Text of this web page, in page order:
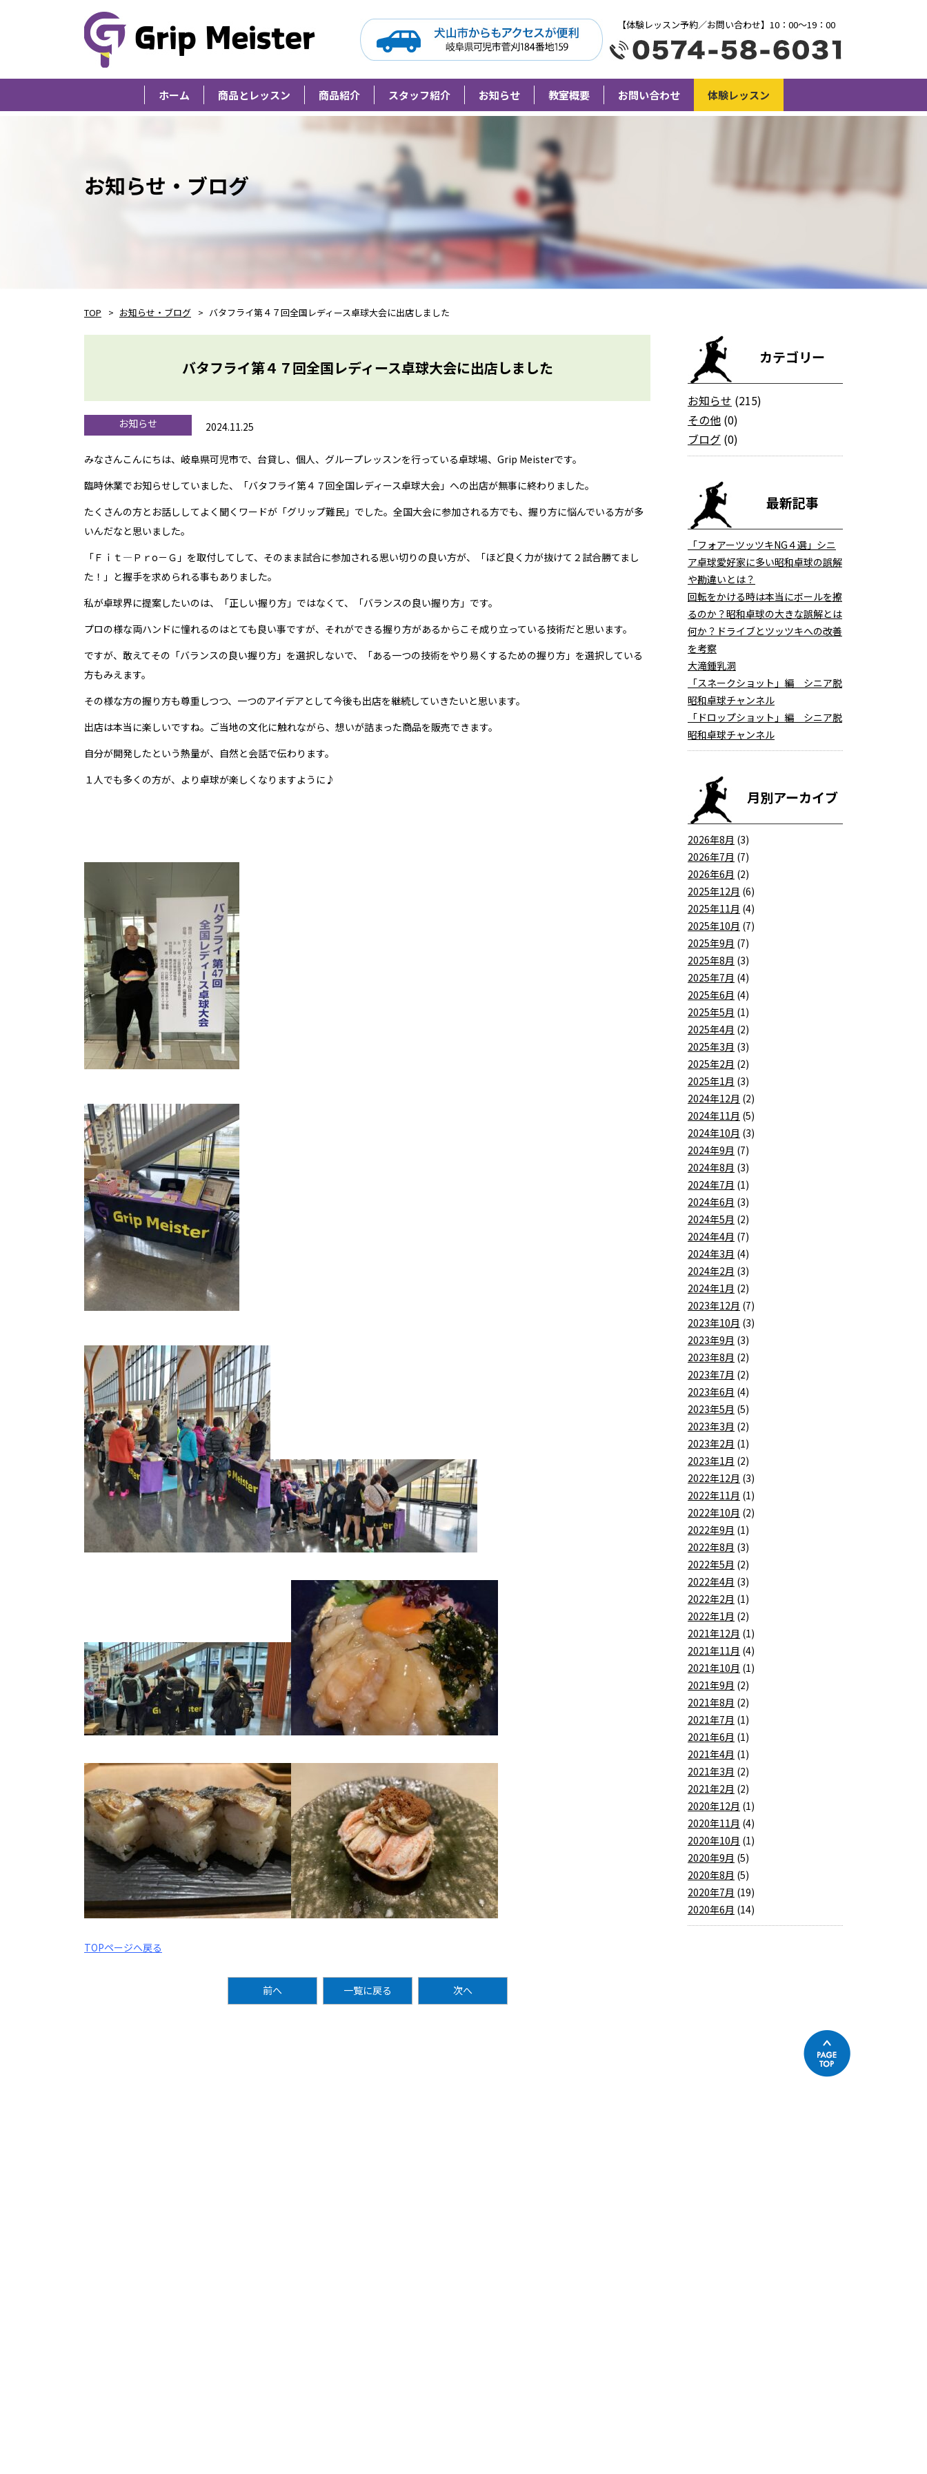
Grip Meister（旧柘植卓球教室） 【体験レッスン予約／お問い合わせ】10：00〜19：00
ホーム 商品とレッスン 商品紹介 スタッフ紹介 お知らせ 教室概要 お問い合わせ 体験レッスン
お知らせ・ブログ
TOP お知らせ・ブログ バタフライ第４７回全国レディース卓球大会に出店しました
バタフライ第４７回全国レディース卓球大会に出店しました
お知らせ 2024.11.25
みなさんこんにちは、岐阜県可児市で、台貸し、個人、グループレッスンを行っている卓球場、Grip Meisterです。
臨時休業でお知らせしていました、「バタフライ第４７回全国レディース卓球大会」への出店が無事に終わりました。
たくさんの方とお話ししてよく聞くワードが「グリップ難民」でした。全国大会に参加される方でも、握り方に悩んでいる方が多
いんだなと思いました。
「Ｆｉｔ―Ｐｒo－Ｇ」を取付してして、そのまま試合に参加される思い切りの良い方が、「ほど良く力が抜けて２試合勝てまし
た！」と握手を求められる事もありました。
私が卓球界に提案したいのは、「正しい握り方」ではなくて、「バランスの良い握り方」です。
プロの様な両ハンドに憧れるのはとても良い事ですが、それができる握り方があるからこそ成り立っている技術だと思います。
ですが、敢えてその「バランスの良い握り方」を選択しないで、「ある一つの技術をやり易くするための握り方」を選択している
方もみえます。
その様な方の握り方も尊重しつつ、一つのアイデアとして今後も出店を継続していきたいと思います。
出店は本当に楽しいですね。ご当地の文化に触れながら、想いが詰まった商品を販売できます。
自分が開発したという熱量が、自然と会話で伝わります。
１人でも多くの方が、より卓球が楽しくなりますように♪
TOPページへ戻る
前へ 一覧に戻る 次へ
カテゴリー
お知らせ (215)
その他 (0)
ブログ (0)
最新記事
「フォアーツッツキNG４選」シニ
ア卓球愛好家に多い昭和卓球の誤解
や勘違いとは？
回転をかける時は本当にボールを擦
るのか？昭和卓球の大きな誤解とは
何か？ドライブとツッツキへの改善
を考察
大滝鍾乳洞
「スネークショット」編 シニア脱
昭和卓球チャンネル
「ドロップショット」編 シニア脱
昭和卓球チャンネル
月別アーカイブ
2026年8月 (3)
2026年7月 (7)
2026年6月 (2)
2025年12月 (6)
2025年11月 (4)
2025年10月 (7)
2025年9月 (7)
2025年8月 (3)
2025年7月 (4)
2025年6月 (4)
2025年5月 (1)
2025年4月 (2)
2025年3月 (3)
2025年2月 (2)
2025年1月 (3)
2024年12月 (2)
2024年11月 (5)
2024年10月 (3)
2024年9月 (7)
2024年8月 (3)
2024年7月 (1)
2024年6月 (3)
2024年5月 (2)
2024年4月 (7)
2024年3月 (4)
2024年2月 (3)
2024年1月 (2)
2023年12月 (7)
2023年10月 (3)
2023年9月 (3)
2023年8月 (2)
2023年7月 (2)
2023年6月 (4)
2023年5月 (5)
2023年3月 (2)
2023年2月 (1)
2023年1月 (2)
2022年12月 (3)
2022年11月 (1)
2022年10月 (2)
2022年9月 (1)
2022年8月 (3)
2022年5月 (2)
2022年4月 (3)
2022年2月 (1)
2022年1月 (2)
2021年12月 (1)
2021年11月 (4)
2021年10月 (1)
2021年9月 (2)
2021年8月 (2)
2021年7月 (1)
2021年6月 (1)
2021年4月 (1)
2021年3月 (2)
2021年2月 (2)
2020年12月 (1)
2020年11月 (4)
2020年10月 (1)
2020年9月 (5)
2020年8月 (5)
2020年7月 (19)
2020年6月 (14)